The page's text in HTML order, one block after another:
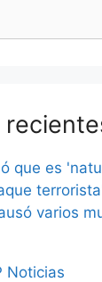
que es
varios
Noticias